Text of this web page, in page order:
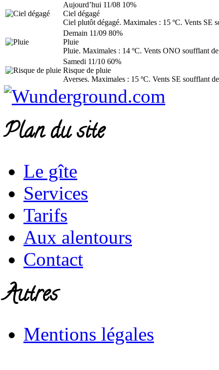
Aujourd’hui 11/08 10%
Ciel dégagé
Ciel plutôt dégagé. Maximales : 15 ºC. Vents SE
Demain 11/09 80%
Pluie
Pluie. Maximales : 14 ºC. Vents ONO soufflant
Samedi 11/10 60%
Risque de pluie
Averses. Maximales : 15 ºC. Vents SE soufflant
Plan du site
Le gîte
Services
Tarifs
Aux alentours
Contact
Autres
Mentions légales